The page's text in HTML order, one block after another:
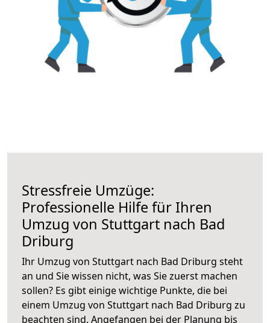
Stressfreie Umzüge:
Professionelle Hilfe für Ihren
Umzug von Stuttgart nach Bad
Driburg
Ihr Umzug von Stuttgart nach Bad Driburg steht
an und Sie wissen nicht, was Sie zuerst machen
sollen? Es gibt einige wichtige Punkte, die bei
einem Umzug von Stuttgart nach Bad Driburg zu
beachten sind. Angefangen bei der Planung bis